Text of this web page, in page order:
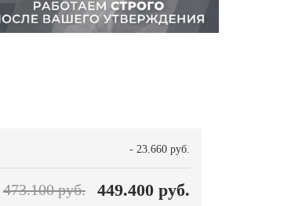
- 23.660 руб.
473.100 руб. 449.400 руб.